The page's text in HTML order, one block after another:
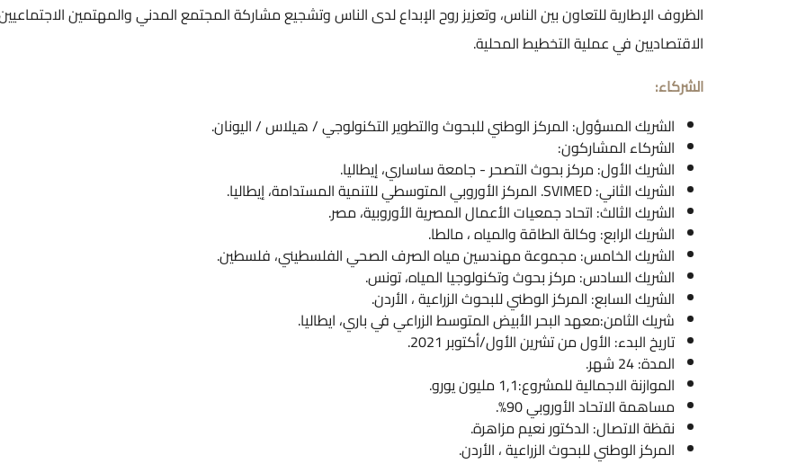
الظروف الإطارية للتعاون بين الناس، وتعزيز روح الإبداع لدى الناس وتشجيع مشاركة المجتمع المدني والمهتمين
الاقتصاديين في عملية التخطيط المحلية.
الشركاء:
الشريك المسؤول: المركز الوطني للبحوث والتطوير التكنولوجي / هيلاس / اليونان.
الشركاء المشاركون:
الشريك الأول: مركز بحوث التصحر - جامعة ساساري، إيطاليا.
الشريك الثاني: SVIMED. المركز الأوروبي المتوسطي للتنمية المستدامة، إيطاليا.
الشريك الثالث: اتحاد جمعيات الأعمال المصرية الأوروبية، مصر.
الشريك الرابع: وكالة الطاقة والمياه ، مالطا.
الشريك الخامس: مجموعة مهندسين مياه الصرف الصحي الفلسطيني، فلسطين.
الشريك السادس: مركز بحوث وتكنولوجيا المياه، تونس.
الشريك السابع: المركز الوطني للبحوث الزراعية ، الأردن.
شريك الثامن:معهد البحر الأبيض المتوسط الزراعي في باري، ايطاليا.
تاريخ البدء: الأول من تشرين الأول/أكتوبر 2021.
المدة: 24 شهر.
الموازنة الاجمالية للمشروع:1,1 مليون يورو.
مساهمة الاتحاد الأوروبي 90%.
نقظة الاتصال: الدكتور نعيم مزاهرة.
المركز الوطني للبحوث الزراعية ، الأردن.